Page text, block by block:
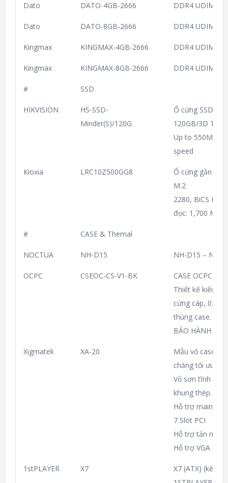
Dato DATO-4GB-2666 DDR4 UDIMM
Dato DATO-8GB-2666 DDR4 UDIMM
Kingmax KINGMAX-4GB-2666 DDR4 UDIMM
Kingmax KINGMAX-8GB-2666 DDR4 UDIMM
# SSD
HIKVISION
HS-SSD-
Minder(S)/120G
Ổ cứng SSD
120GB/3D
Up to 550MB/s
speed
Kioxia LRC10Z500GG8
Ổ cứng gắn
M.2
2280, BiCS
đọc: 1,700 MB/
# CASE & Themal
NOCTUA NH-D15 NH-D15 –
OCPC CSEOC-CS-V1-BK
CASE OCPC CS-
Thiết kế kiểu
cứng cáp, 02
thùng case.
BẢO HÀNH 12
Xigmatek XA-20
Mẫu vỏ case
chăng tối ưu chi
Vỏ sơn tĩnh
khung thép.
Hỗ trợ
7 Slot PCI
Hỗ trợ tản nhiệt
Hỗ trợ VGA dài
1stPLAYER X7
X7 (ATX) (kèm